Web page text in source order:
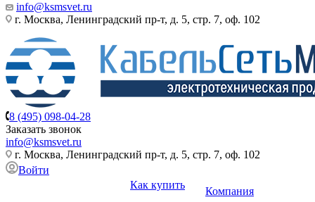
info@ksmsvet.ru
г. Москва, Ленинградский пр-т, д. 5, стр. 7, оф. 102
8 (495) 098-04-28
Заказать звонок
info@ksmsvet.ru
г. Москва, Ленинградский пр-т, д. 5, стр. 7, оф. 102
Войти
Как купить
Компания